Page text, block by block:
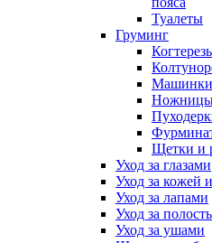
Туалеты
Груминг
Машинки
Щетки и
Уход за глазами
Уход за кожей
Уход за лапами
Уход за
Уход за ушами